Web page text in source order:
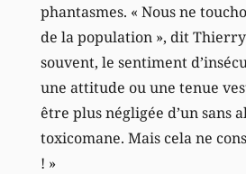
phantasmes. « Nous ne
de la population », dit
souvent, le sentiment
une attitude ou une tenue
être plus négligée d’un sans
toxicomane. Mais cela ne
! »